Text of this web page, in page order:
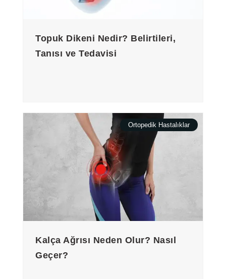
Topuk Dikeni Nedir? Belirtileri,
Tanısı ve Tedavisi
Ortopedik Hastalıklar
Kalça Ağrısı Neden Olur? Nasıl
Geçer?